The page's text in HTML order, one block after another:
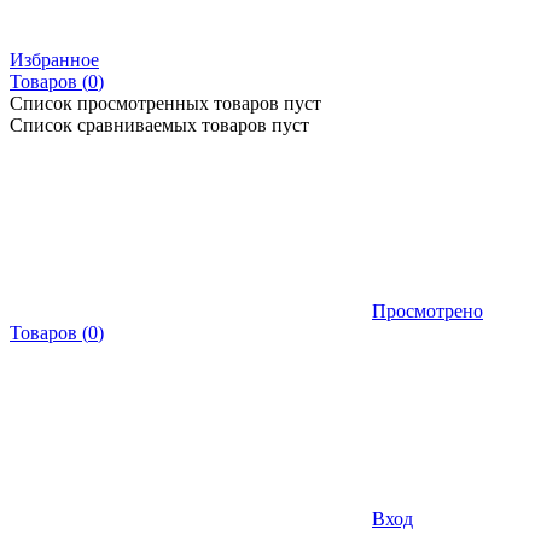
Избранное
Товаров (0)
Список просмотренных товаров пуст
Список сравниваемых товаров пуст
Просмотрено
Товаров (0)
Вход